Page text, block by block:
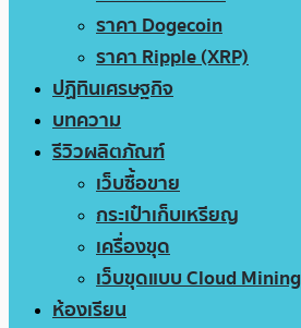
ราคา Dogecoin
ราคา Ripple (XRP)
ปฏิทินเศรษฐกิจ
บทความ
รีวิวผลิตภัณฑ์
เว็บซื้อขาย
กระเป๋าเก็บเหรียญ
เครื่องขุด
เว็บขุดแบบ Cloud Mining
ห้องเรียน